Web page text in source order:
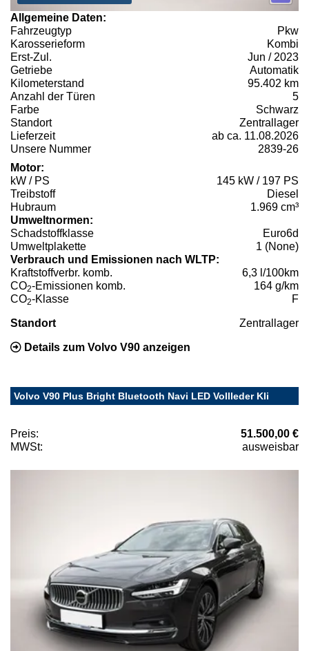
Allgemeine Daten:
Fahrzeugtyp
Pkw
Karosserieform
Kombi
Erst-Zul.
Jun / 2023
Getriebe
Automatik
Kilometerstand
95.402 km
Anzahl der Türen
5
Farbe
Schwarz
Standort
Zentrallager
Lieferzeit
ab ca. 11.08.2026
Unsere Nummer
2839-26
Motor:
kW / PS
145 kW / 197 PS
Treibstoff
Diesel
Hubraum
1.969 cm³
Umweltnormen:
Schadstoffklasse
Euro6d
Umweltplakette
1 (None)
Verbrauch und Emissionen nach WLTP:
Kraftstoffverbr. komb.
6,3 l/100km
CO2-Emissionen komb.
164 g/km
CO2-Klasse F
Standort Zentrallager
Details zum Volvo V90 anzeigen
Volvo V90 Plus Bright Bluetooth Navi LED Vollleder Kli
Preis:
51.500,00 €
MWSt:
ausweisbar